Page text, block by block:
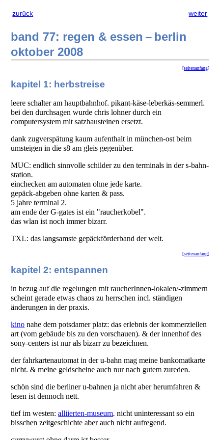
zurück weiter
band 77: regen & essen – berlin
oktober 2008
[seitenanfang]
kapitel 1: herbstreise
leere schalter am hauptbahnhof. pikant-käse-leberkäs-semmerl.
bei den durchsagen wurde chris lohner durch ein
computersystem mit satzbausteinen ersetzt.
dank zugverspätung kaum aufenthalt in münchen-ost beim
umsteigen in die s8 am gleis gegenüber.
MUC: endlich sinnvolle schilder zu den terminals in der s-bahn-
station.
einchecken am automaten ohne jede karte.
gepäck-abgeben ohne karten & pass.
5 jahre terminal 2.
am ende der G-gates ist ein "raucherkobel".
das wlan ist noch immer bizarr.
TXL: das langsamste gepäckförderband der welt.
[seitenanfang]
kapitel 2: entspannen
in bezug auf die regelungen mit raucherInnen-lokalen/-zimmern
scheint gerade etwas chaos zu herrschen incl. ständigen
änderungen in der praxis.
kino nahe dem potsdamer platz: das erlebnis der kommerziellen
art (vom gebäude bis zu den vorschauen). & der innenhof des
sony-centers ist nur als bizarr zu bezeichnen.
der fahrkartenautomat in der u-bahn mag meine bankomatkarte
nicht. & meine geldscheine auch nur nach gutem zureden.
schön sind die berliner u-bahnen ja nicht aber herumfahren &
lesen ist dennoch nett.
tief im westen:alliierten-museum. nicht uninteressant so ein
bisschen zeitgeschichte aber auch nicht aufregend.